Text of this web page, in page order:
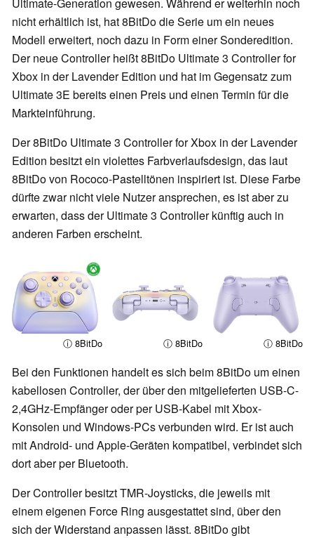
nicht erhältlich ist, hat 8BitDo die Serie um ein neues
Modell erweitert, noch dazu in Form einer Sonderedition.
Der neue Controller heißt 8BitDo Ultimate 3 Controller for
Xbox in der Lavender Edition und hat im Gegensatz zum
Ultimate 3E bereits einen Preis und einen Termin für die
Markteinführung.
Der 8BitDo Ultimate 3 Controller for Xbox in der Lavender
Edition besitzt ein violettes Farbverlaufsdesign, das laut
8BitDo von Rococo-Pastelltönen inspiriert ist. Diese Farbe
dürfte zwar nicht viele Nutzer ansprechen, es ist aber zu
erwarten, dass der Ultimate 3 Controller künftig auch in
anderen Farben erscheint.
ⓘ 8BitDo ⓘ 8BitDo ⓘ 8BitDo
Bei den Funktionen handelt es sich beim 8BitDo um einen
kabellosen Controller, der über den mitgelieferten USB-C-
2,4GHz-Empfänger oder per USB-Kabel mit Xbox-
Konsolen und Windows-PCs verbunden wird. Er ist auch
mit Android- und Apple-Geräten kompatibel, verbindet sich
dort aber per Bluetooth.
Der Controller besitzt TMR-Joysticks, die jeweils mit
einem eigenen Force Ring ausgestattet sind, über den
sich der Widerstand anpassen lässt. 8BitDo gibt